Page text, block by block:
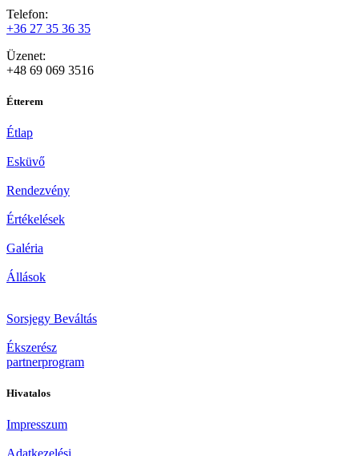
Telefon:
+36 27 35 36 35
Üzenet:
+48 69 069 3516
Étterem
Étlap
Esküvő
Rendezvény
Értékelések
Galéria
Állások
Sorsjegy Beváltás
Ékszerész
partnerprogram
Hivatalos
Impresszum